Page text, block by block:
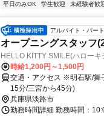
平日のみOK
学生歓迎 未経験者歓
アルバイト・パート
オープニングスタッフ
HELLO KITTY SMILE(ハロー
時給1,200円～1,500円
交通・アクセス ※明石駅/舞
15分/三宮から45分)
兵庫県淡路市
勤務時間詳細 勤務時間：